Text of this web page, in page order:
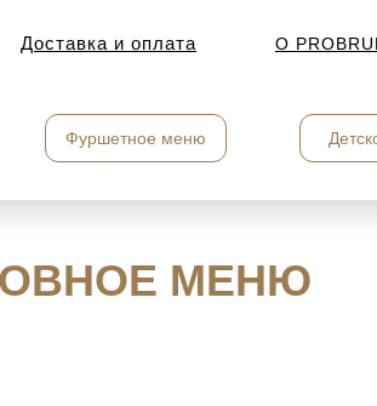
О
Доставка и оплата
Фуршетное меню
МЕНЮ
О
Доставка и оплата
Фуршетное меню